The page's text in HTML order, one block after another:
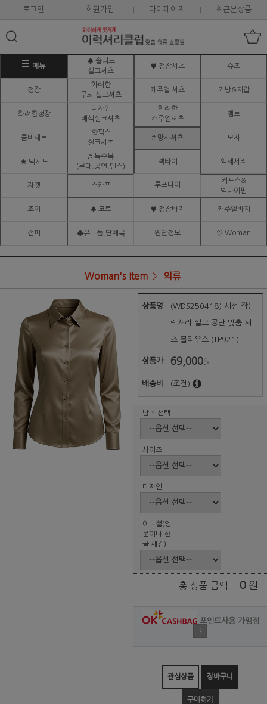
로그인 회원가입 마이페이지 최근본상품
메뉴
♠ 솔리드
실크셔츠
♥ 정장셔츠 슈즈
정장
화려한
무늬 실크셔츠
캐주얼 셔츠 가방&지갑
화려한정장
디자인
배색실크셔츠
화려한
캐주얼셔츠
벨트
콤비세트
핫픽스
실크셔츠
# 망사셔츠 모자
★ 턱시도
♬ 특수복
(무대.공연,댄스)
넥타이 액세서리
자켓 스카프 루프타이
커프스&
넥타이핀
조끼 ♠ 코트 ♥ 정장바지 캐주얼바지
점퍼 ♣유니폼,단체복 원단정보 ♡ Woman
ㅌ
Woman's Item 의류
상품명 (WDS250418) 시선 잡는
럭셔리 실크 공단 맞춤 셔
츠 블라우스 (TP921)
상품가 69,000원
배송비 (조건)
남녀 선택
사이즈
디자인
이니셜(영
문이나 한
글 새김)
총 상품 금액 0 원
포인트사용 가맹점
?
관심상품 장바구니
구매하기